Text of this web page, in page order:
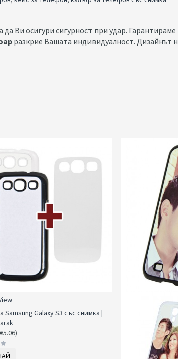
да Ви осигури сигурност при удар.
разкрие Вашата индивидуалност. Дизайнът
Samsung Galaxy S3 със снимка |